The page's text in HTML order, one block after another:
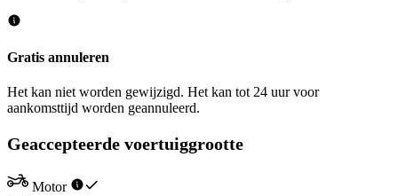
Gratis annuleren
Het kan niet worden gewijzigd. Het kan tot 24 uur voor
aankomsttijd worden geannuleerd.
Geaccepteerde voertuiggrootte
Motor